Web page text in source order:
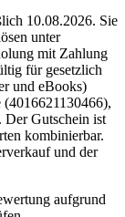
10.08.2026. Sie
unter
mit Zahlung
für gesetzlich
und eBooks)
Der Gutschein ist
kombinierbar.
und der
aufgrund